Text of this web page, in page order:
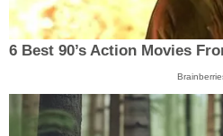
6 Best 90’s Action Movies